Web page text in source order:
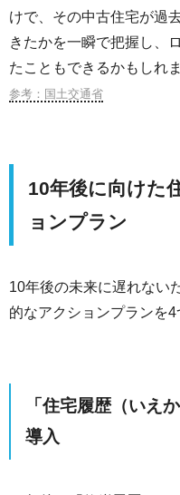
けで、その中古住宅が過
きたかを一瞬で把握し、
たこともできるかもしれま
参考：国土交通省
10年後に向けた
ョンプラン
10年後の未来に遅れない
的なアクションプランを4
「住宅履歴（いえ
導入